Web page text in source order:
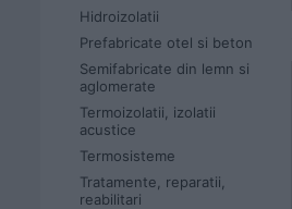
Hidroizolatii
Prefabricate otel si beton
Semifabricate din lemn si
aglomerate
Termoizolatii, izolatii
acustice
Termosisteme
Tratamente, reparatii,
reabilitari